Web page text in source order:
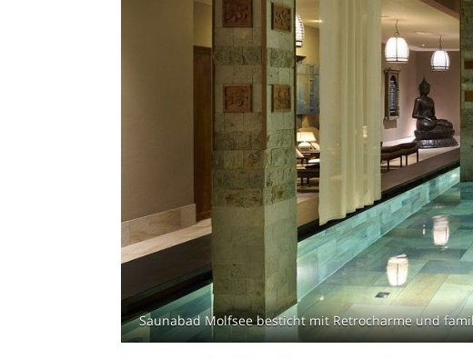
Saunabad Molfsee besticht mit Retrocharme und